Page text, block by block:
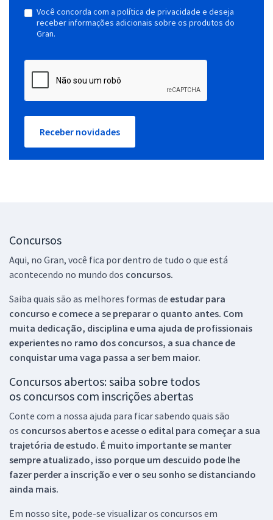
Você concorda com a política de privacidade e deseja
receber informações adicionais sobre os produtos do
Gran.
Receber novidades
Concursos
Aqui, no Gran, você fica por dentro de tudo o que está
acontecendo no mundo dos concursos.
Saiba quais são as melhores formas de estudar para
concurso e comece a se preparar o quanto antes. Com
muita dedicação, disciplina e uma ajuda de profissionais
experientes no ramo dos concursos, a sua chance de
conquistar uma vaga passa a ser bem maior.
Concursos abertos: saiba sobre todos
os concursos com inscrições abertas
Conte com a nossa ajuda para ficar sabendo quais são
os concursos abertos e acesse o edital para começar a sua
trajetória de estudo. É muito importante se manter
sempre atualizado, isso porque um descuido pode lhe
fazer perder a inscrição e ver o seu sonho se distanciando
ainda mais.
Em nosso site, pode-se visualizar os concursos em